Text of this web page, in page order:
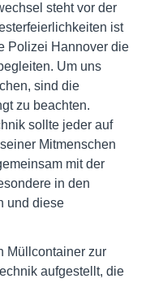
steht vor der
ist
Polizei Hannover die
Um uns
sind die
zu beachten.
sollte jeder auf
Mitmenschen
mit der
in den
und diese
Müllcontainer zur
aufgestellt, die